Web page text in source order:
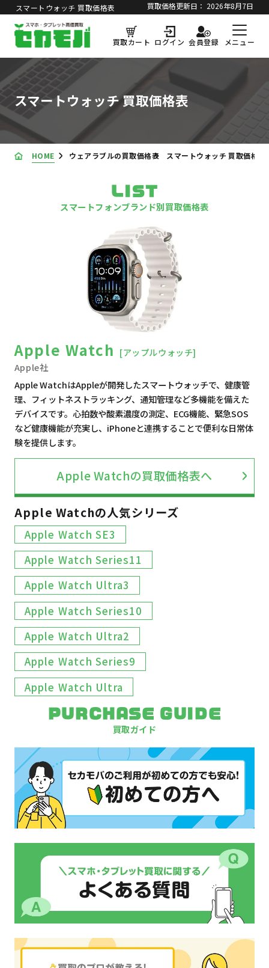
買取価格更新日： 2026年8月7日
スマートウォッチ 買取価格表
買取カート ログイン 会員登録 メニュー
スマートウォッチ 買取価格表
HOME ウェアラブルの買取価格表 スマートウォッチ 買取価格表
LIST
スマートフォンブランド別買取価格表
Apple Watch [アップルウォッチ]
Apple社
Apple WatchはAppleが開発したスマートウォッチで、健康管
理、フィットネストラッキング、通知管理など多機能を備えた
デバイスです。心拍数や酸素濃度の測定、ECG機能、緊急SOS
など健康機能が充実し、iPhoneと連携することで便利な日常体
験を提供します。
Apple Watchの買取価格表へ
Apple Watchの人気シリーズ
Apple Watch SE3
Apple Watch Series11
Apple Watch Ultra3
Apple Watch Series10
Apple Watch Ultra2
Apple Watch Series9
Apple Watch Ultra
PURCHASE GUIDE
買取ガイド